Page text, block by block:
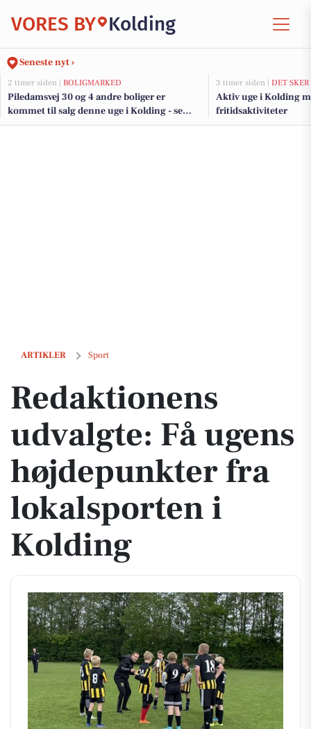
VORES BY Kolding
Seneste nyt ›
2 timer siden | BOLIGMARKED
Piledamsvej 30 og 4 andre boliger er
kommet til salg denne uge i Kolding - se
boligerne her.
3 timer siden | DET SKER
Aktiv uge i Kolding
fritidsaktiviteter
ARTIKLER Sport
Redaktionens udvalgte: Få ugens højdepunkter fra lokalsporten i
Redaktionens
udvalgte: Få ugens
højdepunkter fra
lokalsporten i
Kolding